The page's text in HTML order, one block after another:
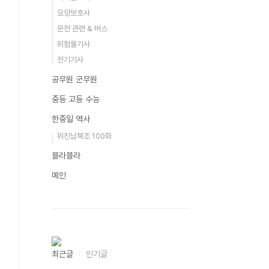
요양보호사
운전 관련 & 버스
위험물기사
전기기사
공무원 군무원
중등 고등 수능
한중일 역사
위진남북조 100화
블라블라
메인
최근글 인기글